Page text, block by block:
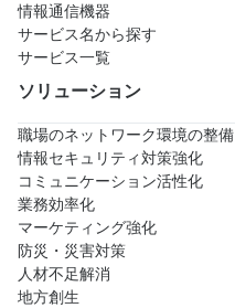
情報通信機器
サービス名から探す
サービス一覧
ソリューション
職場のネットワーク環境の整備
情報セキュリティ対策強化
コミュニケーション活性化
業務効率化
マーケティング強化
防災・災害対策
人材不足解消
地方創生